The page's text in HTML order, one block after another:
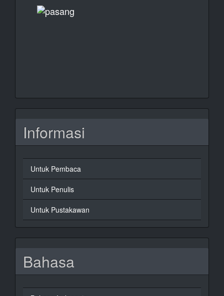
Informasi
Untuk Pembaca
Untuk Penulis
Untuk Pustakawan
Bahasa